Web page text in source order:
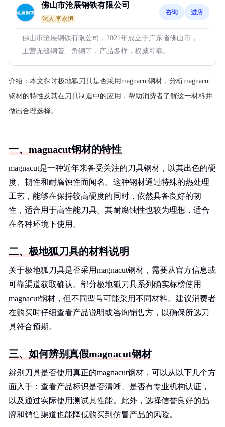
佛山市沧展钢铁有限公司
法人:李永恒
咨询 进店
佛山市沧展钢铁有限公司，2021年成立于广东省佛山市，
主营无缝钢管、角钢等，产品多样，权威可靠。
介绍： 本文探讨极地狐刀具是否采用magnacut钢材，分析magnacut
钢材的特性及其在刀具制造中的应用，帮助消费者了解这一材料并
做出合理选择。
一、magnacut钢材的特性
magnacut是一种近年来备受关注的刀具钢材，以其出色的硬
度、韧性和耐腐蚀性而闻名。这种钢材通过特殊的热处理
工艺，能够在保持较高硬度的同时，依然具备良好的韧
性，适合用于高性能刀具。其耐腐蚀性也较为理想，适合
在各种环境下使用。
二、极地狐刀具的材料说明
关于极地狐刀具是否采用magnacut钢材，需要从官方信息或
可靠渠道获取确认。部分极地狐刀具系列确实标榜使用
magnacut钢材，但不同型号可能采用不同材料。建议消费者
在购买时仔细查看产品说明或咨询销售方，以确保所选刀
具符合预期。
三、如何辨别真假magnacut钢材
辨别刀具是否使用真正的magnacut钢材，可以从以下几个方
面入手：查看产品标识是否清晰、是否有专业机构认证，
以及通过实际使用测试其性能。此外，选择信誉良好的品
牌和销售渠道也能降低购买到仿冒产品的风险。